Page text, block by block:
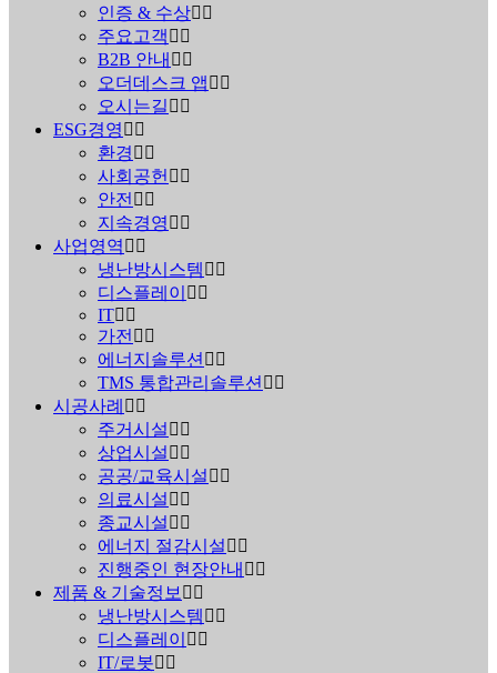
인증 & 수상
주요고객
B2B 안내
오더데스크 앱
오시는길
ESG경영
환경
사회공헌
안전
지속경영
사업영역
냉난방시스템
디스플레이
IT
가전
에너지솔루션
TMS 통합관리솔루션
시공사례
주거시설
상업시설
공공/교육시설
의료시설
종교시설
에너지 절감시설
진행중인 현장안내
제품 & 기술정보
냉난방시스템
디스플레이
IT/로봇